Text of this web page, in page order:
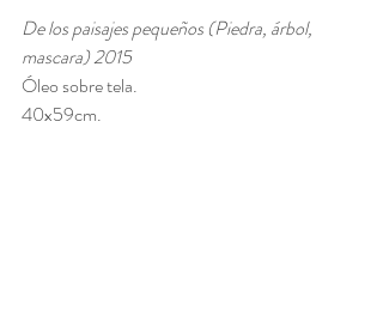
De los paisajes pequeños (Piedra, árbol,
mascara) 2015
Óleo sobre tela.
40x59cm.